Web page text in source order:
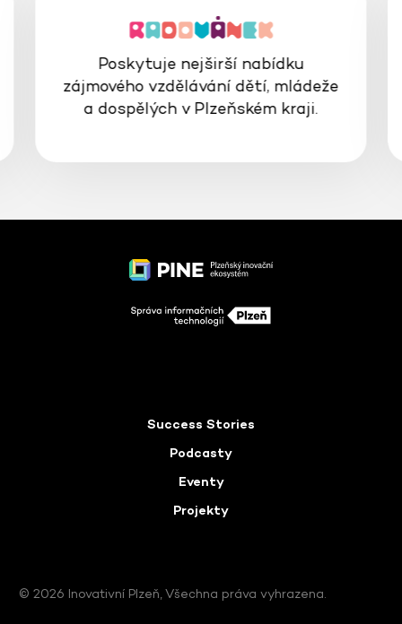
Poskytuje nejširší nabídku
zájmového vzdělávání dětí, mládeže
a dospělých v Plzeňském kraji.
Success Stories
Podcasty
Eventy
Projekty
© 2026 Inovativní Plzeň, Všechna práva vyhrazena.